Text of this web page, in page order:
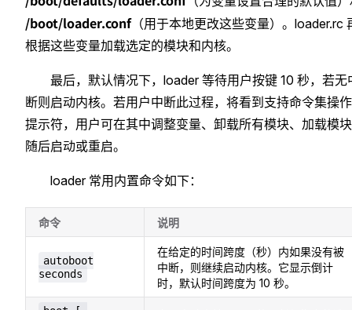
/boot/loader.conf（用于本地更改这些变量）。loader.rc
根据这些变量加载选定的模块和内核。
最后，默认情况下，loader 等待用户按键 10 秒，若无
断则启动内核。若用户中断此过程，将看到支持命令集操
提示符，用户可在其中调整变量、卸载所有模块、加载模
随后启动或重启。
loader 常用内置命令如下：
命令 说明
autoboot
seconds
在给定的时间跨度（秒）内如果没有被
中断，则继续启动内核。它显示倒计
时，默认时间跨度为 10 秒。